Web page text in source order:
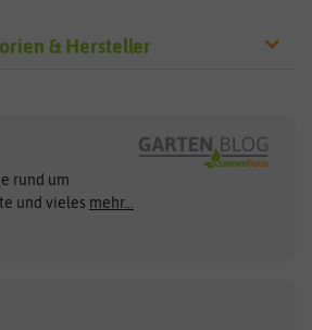
& Hersteller
Clever Pots
COMPO
rund um
und vieles mehr...